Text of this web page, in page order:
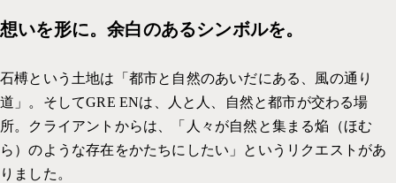
想いを形に。余白のあるシンボルを。
石榑という土地は「都市と自然のあいだにある、風の通り
道」。そしてGRE ENは、人と人、自然と都市が交わる場
所。クライアントからは、「人々が自然と集まる焔（ほむ
ら）のような存在をかたちにしたい」というリクエストがあ
りました。